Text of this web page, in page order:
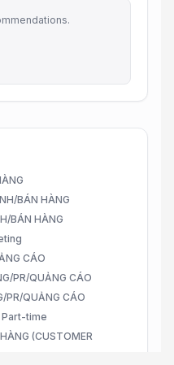
BÁN HÀNG
BÁN HÀNG
CÁO
PR/QUẢNG CÁO
PR/QUẢNG CÁO
Part-time
(CUSTOMER